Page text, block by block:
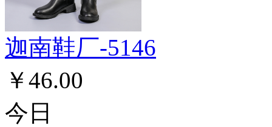
迦南鞋厂-5146
￥46.00
今日